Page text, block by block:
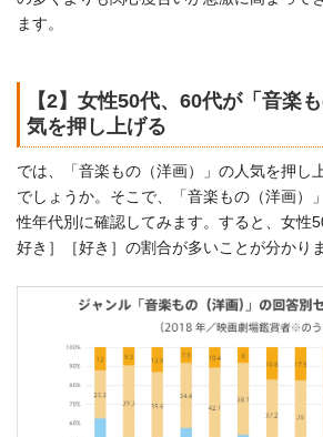
ます。
【2】女性50代、60代が「音楽
気を押し上げる
では、「音楽もの（洋画）」の人気を押し
でしょうか。そこで、「音楽もの（洋画）
性年代別に確認してみます。すると、女性
好き］［好き］の割合が多いことが分かりま